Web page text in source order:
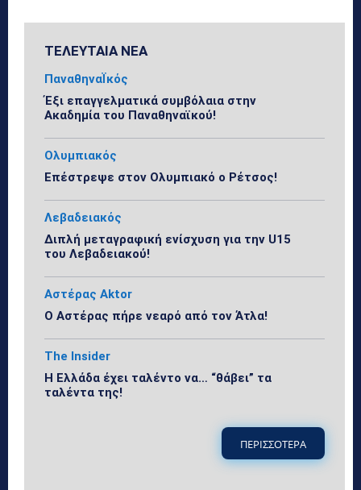
ΤΕΛΕΥΤΑΙΑ ΝΕΑ
ΠαναθηναΪκός
Έξι επαγγελματικά συμβόλαια στην
Ακαδημία του Παναθηναϊκού!
Ολυμπιακός
Επέστρεψε στον Ολυμπιακό ο Ρέτσος!
Λεβαδειακός
Διπλή μεταγραφική ενίσχυση για την U15
του Λεβαδειακού!
Αστέρας Aktor
Ο Αστέρας πήρε νεαρό από τον Άτλα!
The Insider
Η Ελλάδα έχει ταλέντο να… “θάβει” τα
ταλέντα της!
ΠΕΡΙΣΣΟΤΕΡΑ